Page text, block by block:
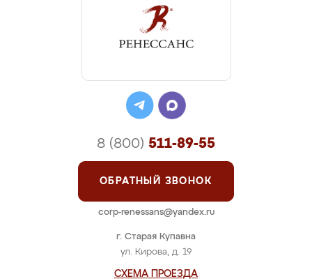
г. Старая Купавна
ул. Кирова, д. 19
СХЕМА ПРОЕЗДА
8 (800) 511-89-55
ОБРАТНЫЙ ЗВОНОК
corp-renessans@yandex.ru